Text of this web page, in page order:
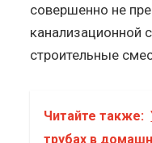
совершенно не
канализационной
строительные
Читайте также:
трубах в